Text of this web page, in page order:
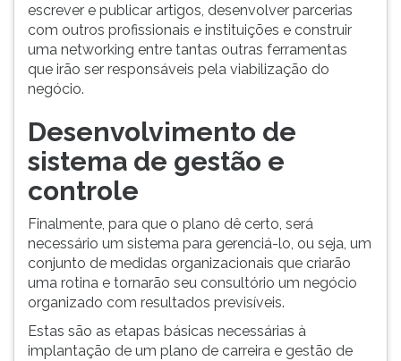
escrever e publicar artigos, desenvolver parcerias
com outros profissionais e instituições e construir
uma networking entre tantas outras ferramentas
que irão ser responsáveis pela viabilização do
negócio.
Desenvolvimento de
sistema de gestão e
controle
Finalmente, para que o plano dê certo, será
necessário um sistema para gerenciá-lo, ou seja, um
conjunto de medidas organizacionais que criarão
uma rotina e tornarão seu consultório um negócio
organizado com resultados previsíveis.
Estas são as etapas básicas necessárias à
implantação de um plano de carreira e gestão de